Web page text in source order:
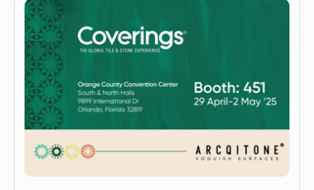
grubumuz hem de heyecan verici yeni serimiz Arcqitone,
fuar boyunca büyük ilgi ve beğeni topladı. Ziyaretçiler
yalnızca ürünlerimizin...